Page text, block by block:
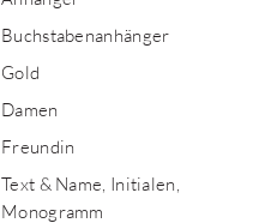
Buchstabenanhänger
Gold
Damen
Freundin
Text & Name, Initialen,
Monogramm